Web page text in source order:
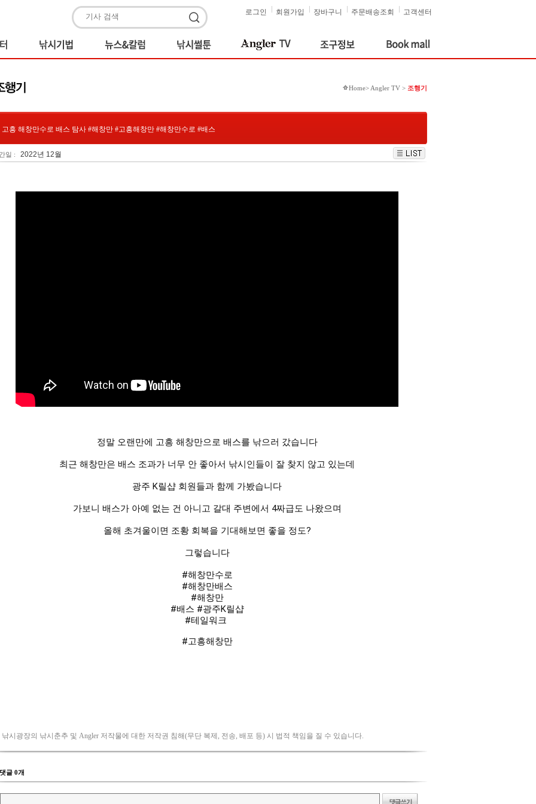
고객센터
주문배송조회
장바구니
회원가입
로그인
Home> Angler TV > 조행기
고흥 해창만수로 배스 탐사 #해창만 #고흥해창만 #해창만수로 #배스
일 : 2022년 12월
시광장의 낚시춘추 및 Angler 저작물에 대한 저작권 침해(무단 복제, 전송, 배포 등) 시 법적 책임을 질 수 있습니다.
댓글 0개